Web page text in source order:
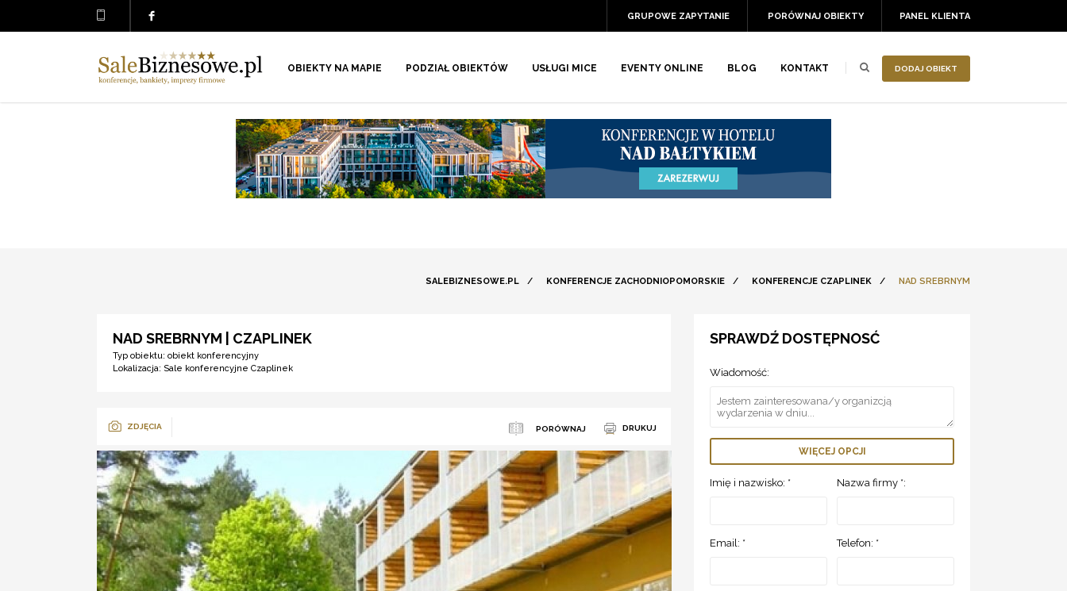
PANEL KLIENTA
PORÓWNAJ OBIEKTY
GRUPOWE ZAPYTANIE
DODAJ OBIEKT
OBIEKTY NA MAPIE PODZIAŁ OBIEKTÓW USŁUGI MICE EVENTY ONLINE BLOG KONTAKT
SALEBIZNESOWE.PL / KONFERENCJE ZACHODNIOPOMORSKIE / KONFERENCJE CZAPLINEK / NAD SREBRNYM
NAD SREBRNYM | CZAPLINEK
Typ obiektu: obiekt konferencyjny
Lokalizacja: Sale konferencyjne Czaplinek
ZDJĘCIA PORÓWNAJ DRUKUJ
SPRAWDŹ DOSTĘPNOSĆ
Wiadomość:
WIĘCEJ OPCJI
Imię i nazwisko: * Nazwa firmy *:
Email: * Telefon: *